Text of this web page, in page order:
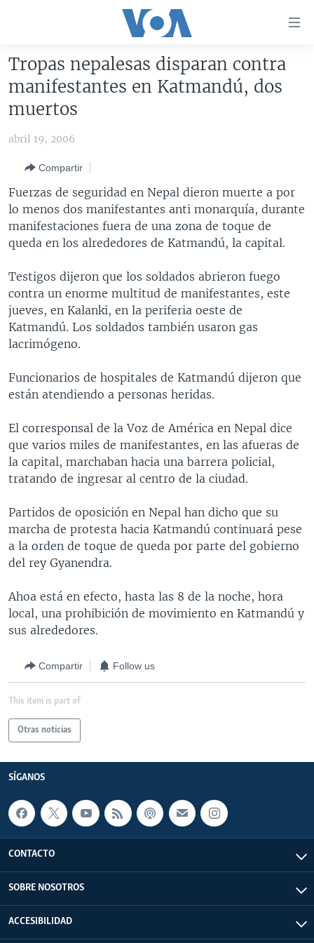
accesibilidad
contenido
Salte
principal
Salte
búsqueda
AMÉRICA DEL NORTE
VOA VERIFICA INMIGRACIÓN
VOA VERIFICA AMÉRICA LATINA
ARGENTINA
BOLIVIA
COLOMBIA
CHILE
PERÚ
ECUADOR
VENEZUELA
BRASIL
CHINA EN AMÉRICA LATINA
CENTROAMÉRICA
COSTA RICA
EL SALVADOR
GUATEMALA
HONDURAS
NICARAGUA
OTRAS SECCIONES
INMIGRACIÓN
LIBERTAD DE PRENSA
MUNDO
ECONOMÍA
ENTRETENIMIENTO Y CULTURA
TECNOLOGÍA
DEPORTES
CIENCIA Y SALUD
ESPECIALES DE LA VOA
LIBERTAD DE PRENSA
UCRANIA
MULTIMEDIA
VIDEOS
FOTOGRAFÍA
AUDIOS
PROGRAMAS TV
EL MUNDO AL DÍA
FORO INTERAMERICANO
VISIÓN 360
LAS CLAVES
PANORAMA
RADIO
AVANCE INFORMATIVO
AUDIONOTICIAS
BUENOS DÍAS AMÉRICA
ESTADOS UNIDOS AL DÍA
FORO [RADIO]
DEPORTIVO INTERNACIONAL
ENTRETENIMIENTO
DIRECT
DOCUMENTALES DE LA VOA
Learning English
Idiomas
Tropas nepalesas disparan contra
manifestantes en Katmandú, dos
muertos
abril 19, 2006
Compartir
Fuerzas de seguridad en Nepal dieron muerte a por
lo menos dos manifestantes anti monarquía, durante
manifestaciones fuera de una zona de toque de
queda en los alrededores de Katmandú, la capital.
Testigos dijeron que los soldados abrieron fuego
contra un enorme multitud de manifestantes, este
jueves, en Kalanki, en la periferia oeste de
Katmandú. Los soldados también usaron gas
lacrimógeno.
Funcionarios de hospitales de Katmandú dijeron que
están atendiendo a personas heridas.
El corresponsal de la Voz de América en Nepal dice
que varios miles de manifestantes, en las afueras de
la capital, marchaban hacia una barrera policial,
tratando de ingresar al centro de la ciudad.
Partidos de oposición en Nepal han dicho que su
marcha de protesta hacia Katmandú continuará pese
a la orden de toque de queda por parte del gobierno
del rey Gyanendra.
Ahoa está en efecto, hasta las 8 de la noche, hora
local, una prohibición de movimiento en Katmandú y
sus alrededores.
Compartir Follow us
This item is part of
Otras noticias
SÍGANOS
CONTACTO
SOBRE NOSOTROS
ACCESIBILIDAD